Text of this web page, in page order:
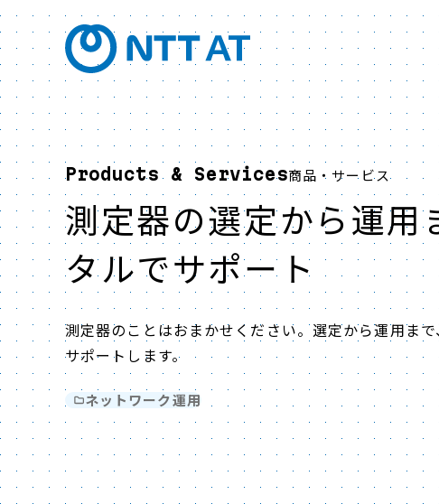
Products & Services商品・サービス
測定器の選定から運用
タルでサポート
測定器のことはおまかせください。選定から運用ま
サポートします。
ネットワーク運用